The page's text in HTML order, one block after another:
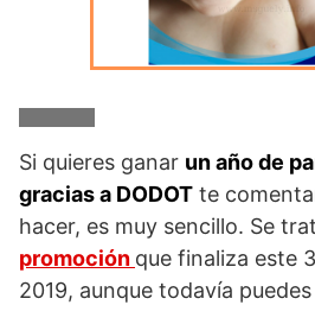
Si quieres ganar un año de
gracias a DODOT te
hacer, es muy sencillo. Se
promoción que finaliza este
2019, aunque todavía